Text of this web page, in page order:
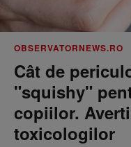
OBSERVATORNEWS.RO
Cât de
"squishy"
copiilor.
toxicologilor